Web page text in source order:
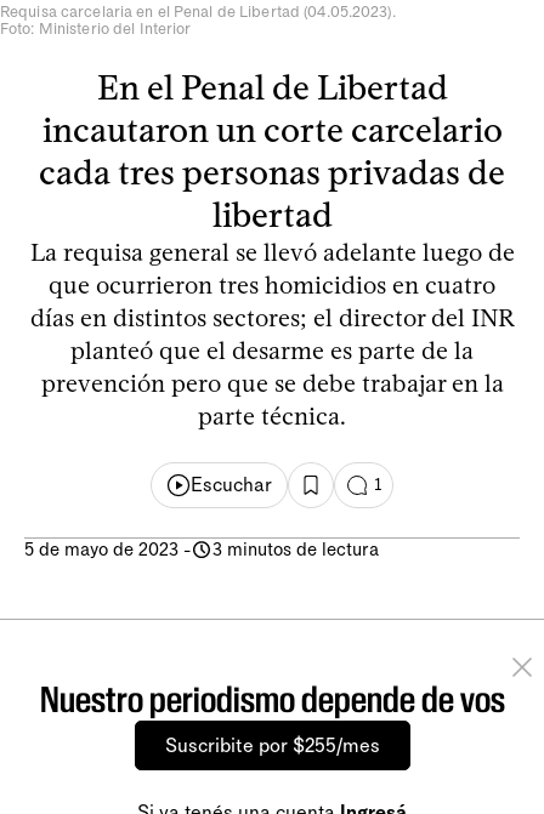
Requisa carcelaria en el Penal de Libertad (04.05.2023).
Foto: Ministerio del Interior
En el Penal de Libertad
incautaron un corte carcelario
cada tres personas privadas de
libertad
La requisa general se llevó adelante luego de
que ocurrieron tres homicidios en cuatro
días en distintos sectores; el director del INR
planteó que el desarme es parte de la
prevención pero que se debe trabajar en la
parte técnica.
Escuchar 1
5 de mayo de 2023 - 3 minutos de lectura
Nuestro periodismo depende de vos
Suscribite por $255/mes